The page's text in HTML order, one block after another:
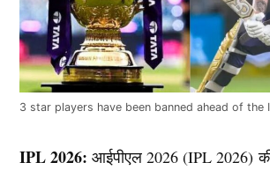
3 star players have been banned ahead of the
IPL 2026: आईपीएल 2026 (IPL 2026)